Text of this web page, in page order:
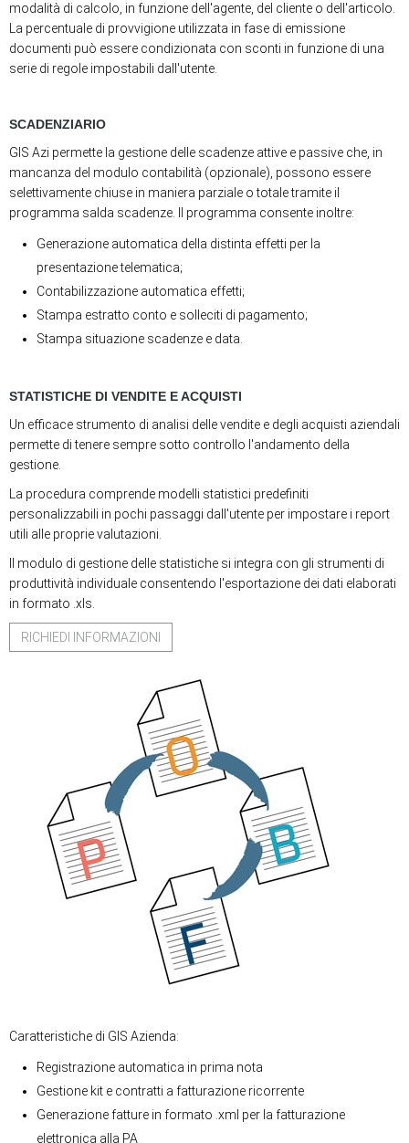
modalità di calcolo, in funzione dell'agente, del cliente o dell'articolo.
La percentuale di provvigione utilizzata in fase di emissione
documenti può essere condizionata con sconti in funzione di una
serie di regole impostabili dall'utente.
SCADENZIARIO
GIS Azi permette la gestione delle scadenze attive e passive che, in
mancanza del modulo contabilità (opzionale), possono essere
selettivamente chiuse in maniera parziale o totale tramite il
programma salda scadenze. Il programma consente inoltre:
Generazione automatica della distinta effetti per la
presentazione telematica;
Contabilizzazione automatica effetti;
Stampa estratto conto e solleciti di pagamento;
Stampa situazione scadenze e data.
STATISTICHE DI VENDITE E ACQUISTI
Un efficace strumento di analisi delle vendite e degli acquisti aziendali
permette di tenere sempre sotto controllo l'andamento della
gestione.
La procedura comprende modelli statistici predefiniti
personalizzabili in pochi passaggi dall'utente per impostare i report
utili alle proprie valutazioni.
Il modulo di gestione delle statistiche si integra con gli strumenti di
produttività individuale consentendo l'esportazione dei dati elaborati
in formato .xls.
RICHIEDI INFORMAZIONI
Caratteristiche di GIS Azienda:
Registrazione automatica in prima nota
Gestione kit e contratti a fatturazione ricorrente
Generazione fatture in formato .xml per la fatturazione
elettronica alla PA